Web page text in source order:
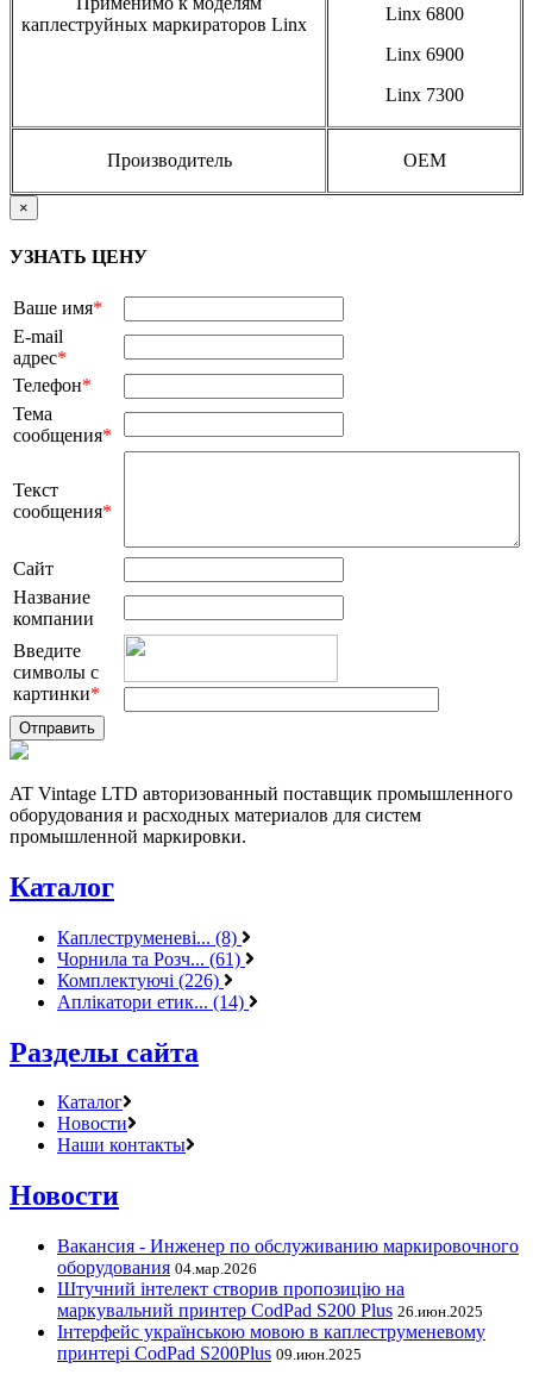
каплеструйных маркираторов Linx
Linx 6800
Linx 6900
Linx 7300
Производитель OEM
×
УЗНАТЬ ЦЕНУ
Ваше имя*
E-mail
адрес*
Телефон*
Тема
сообщения*
Текст
сообщения*
Сайт
Название
компании
Введите
символы с
картинки*
AT Vintage LTD авторизованный поставщик промышленного
оборудования и расходных материалов для систем
промышленной маркировки.
Каталог
Каплеструменеві... (8)
Чорнила та Розч... (61)
Комплектуючі (226)
Аплікатори етик... (14)
Разделы сайта
Каталог
Новости
Наши контакты
Новости
Вакансия - Инженер по обслуживанию маркировочного
оборудования 04.мар.2026
Штучний інтелект створив пропозицію на
маркувальний принтер CodPad S200 Plus 26.июн.2025
Інтерфейс українською мовою в каплеструменевому
принтері CodPad S200Plus 09.июн.2025